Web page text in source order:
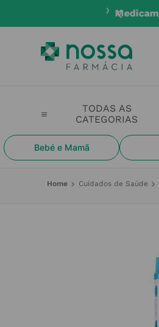
Bebé e Mamã
Cuidados de Saúde